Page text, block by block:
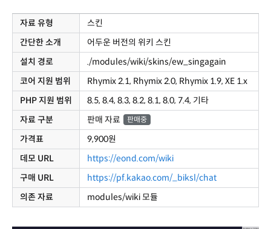
자료 유형
스킨
간단한 소개
어두운 버전의 위키 스킨
설치 경로
./modules/wiki/skins/ew_singagain
코어 지원 범위
Rhymix 2.1, Rhymix 2.0, Rhymix 1.9, XE 1.x
PHP 지원 범위
8.5, 8.4, 8.3, 8.2, 8.1, 8.0, 7.4, 기타
자료 구분
판매 자료 판매중
가격표
9,900원
데모 URL
https://eond.com/wiki
구매 URL
https://pf.kakao.com/_biksl/chat
의존 자료
modules/wiki 모듈